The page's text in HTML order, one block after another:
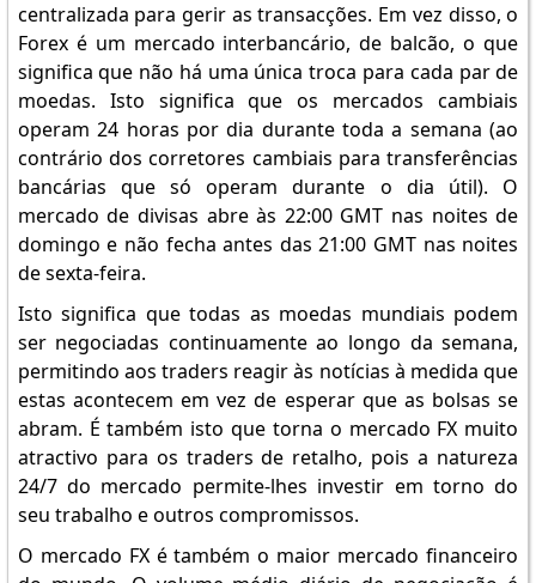
centralizada para gerir as transacções. Em vez disso, o
Forex é um mercado interbancário, de balcão, o que
significa que não há uma única troca para cada par de
moedas. Isto significa que os mercados cambiais
operam 24 horas por dia durante toda a semana (ao
contrário dos corretores cambiais para transferências
bancárias que só operam durante o dia útil). O
mercado de divisas abre às 22:00 GMT nas noites de
domingo e não fecha antes das 21:00 GMT nas noites
de sexta-feira.
Isto significa que todas as moedas mundiais podem
ser negociadas continuamente ao longo da semana,
permitindo aos traders reagir às notícias à medida que
estas acontecem em vez de esperar que as bolsas se
abram. É também isto que torna o mercado FX muito
atractivo para os traders de retalho, pois a natureza
24/7 do mercado permite-lhes investir em torno do
seu trabalho e outros compromissos.
O mercado FX é também o maior mercado financeiro